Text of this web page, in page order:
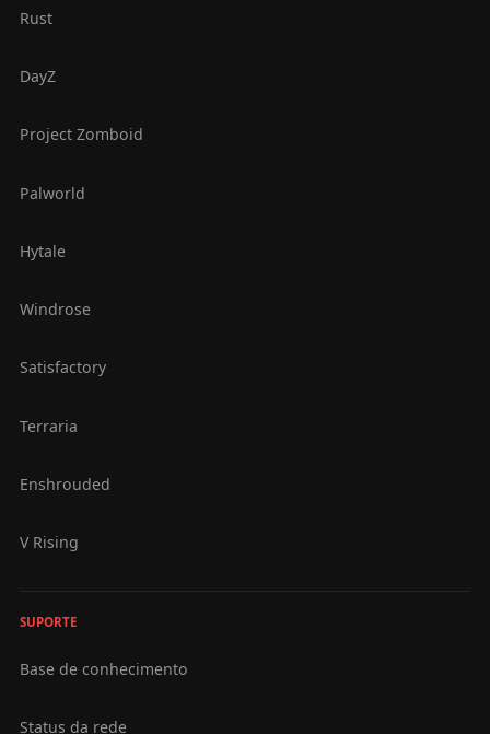
Rust
DayZ
Project Zomboid
Palworld
Hytale
Windrose
Satisfactory
Terraria
Enshrouded
V Rising
SUPORTE
Base de conhecimento
Status da rede